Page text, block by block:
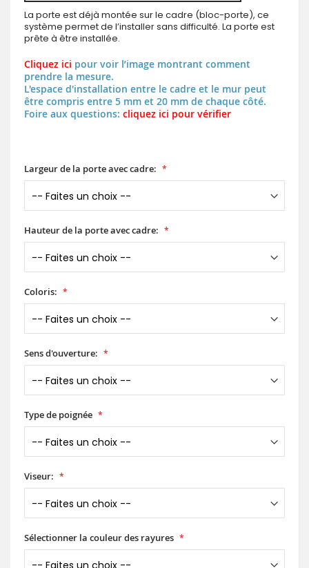
La porte est déjà montée sur le cadre (bloc-porte), ce
système permet de l’installer sans difficulté. La porte est
prête à être installée.
Cliquez ici pour voir l’image montrant comment
prendre la mesure.
L'espace d'installation entre le cadre et le mur peut
être compris entre 5 mm et 20 mm de chaque côté.
Foire aux questions: cliquez ici pour vérifier
Largeur de la porte avec cadre:
Hauteur de la porte avec cadre:
Coloris:
Sens d'ouverture:
Type de poignée
Viseur:
Sélectionner la couleur des rayures